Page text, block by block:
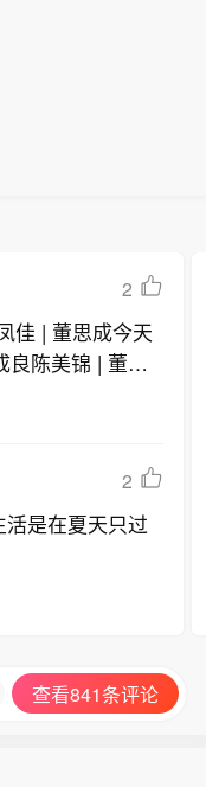
2
良陈美锦 | 董思
提准
2
是在夏天只过
查看841条评论